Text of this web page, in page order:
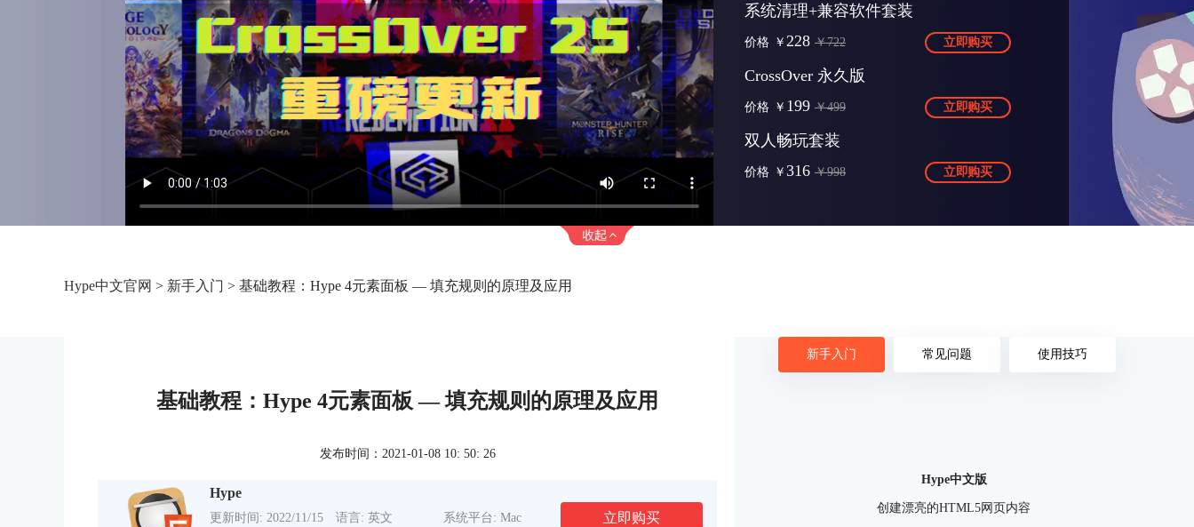
系统清理+兼容软件套装
价格 ￥ 228 ￥722 立即购买
CrossOver 永久版
价格 ￥ 199 ￥499 立即购买
双人畅玩套装
价格 ￥ 316 ￥998 立即购买
Hype中文官网 > 新手入门 > 基础教程：Hype 4元素面板 — 填充规则的原理及应用
基础教程：Hype 4元素面板 — 填充规则的原理及应用
发布时间：2021-01-08 10: 50: 26
Hype
更新时间: 2022/11/15 语言: 英文
系统平台: Mac
立即购买
新手入门 常见问题 使用技巧
Hype中文版
创建漂亮的HTML5网页内容